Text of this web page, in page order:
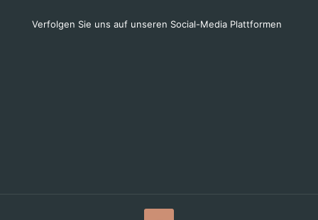
Verfolgen Sie uns auf unseren Social-Media Plattformen